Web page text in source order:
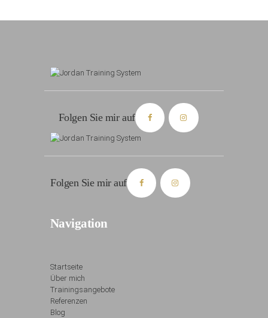
Folgen Sie mir auf
Folgen Sie mir auf
Navigation
Startseite
Über mich
Trainingsangebote
Referenzen
Blog